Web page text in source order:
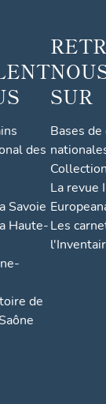
des
Savoie
Haute-
de
SUR
Bases
La revue
Les